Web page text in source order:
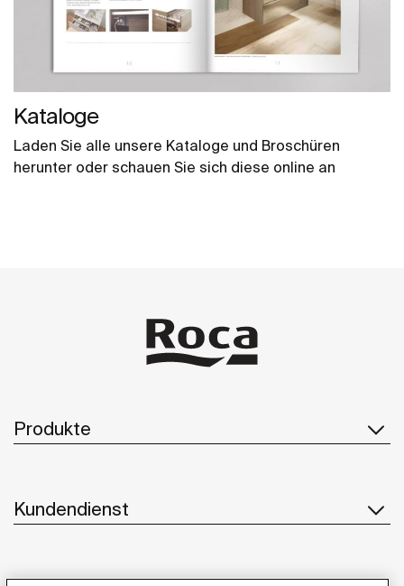
Kataloge
Laden Sie alle unsere Kataloge und Broschüren
herunter oder schauen Sie sich diese online an
Produkte
Kundendienst